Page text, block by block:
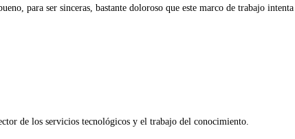
para ser sinceras, bastante doloroso que este marco de trabajo intenta
de los servicios tecnológicos y el trabajo del conocimiento.